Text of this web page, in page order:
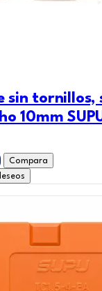
sin tornillos,
10mm
Compara